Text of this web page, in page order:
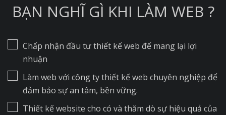
BẠN NGHĨ GÌ KHI LÀM WEB ?
Chấp nhận đầu tư thiết kế web để mang lại lợi
nhuận
Làm web với công ty thiết kế web chuyên nghiệp để
đảm bảo sự an tâm, bền vững.
Thiết kế website cho có và thăm dò sự hiệu quả của